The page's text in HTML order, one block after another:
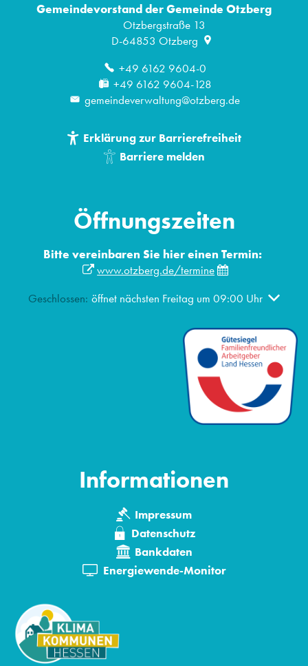
Gemeindevorstand der Gemeinde Otzberg
Otzbergstraße 13
D-64853 Otzberg
+49 6162 9604-0
+49 6162 9604-128
gemeindeverwaltung@otzberg.de
Erklärung zur Barrierefreiheit
Barriere melden
Öffnungszeiten
Bitte vereinbaren Sie hier einen Termin:
www.otzberg.de/termine
Klicken, um weitere Öffnungs- oder Schließzeiten
Geschlossen: öffnet nächsten Freitag um 09:00 Uhr
Informationen
Impressum
Datenschutz
Bankdaten
Energiewende-Monitor